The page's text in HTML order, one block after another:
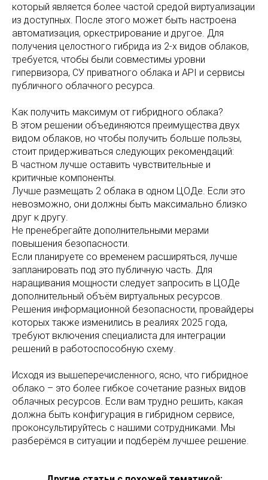
который является более частой средой виртуализации
из доступных. После этого может быть настроена
автоматизация, оркестрирование и другое. Для
получения целостного гибрида из 2-х видов облаков,
требуется, чтобы были совместимы уровни
гипервизора, СУ приватного облака и API и сервисы
публичного облачного ресурса.
Как получить максимум от гибридного облака?
В этом решении объединяются преимущества двух
видом облаков, но чтобы получить больше пользы,
стоит придерживаться следующих рекомендаций:
В частном лучше оставить чувствительные и
критичные компоненты.
Лучше размещать 2 облака в одном ЦОДе. Если это
невозможно, они должны быть максимально близко
друг к другу.
Не пренебрегайте дополнительными мерами
повышения безопасности.
Если планируете со временем расширяться, лучше
запланировать под это публичную часть. Для
наращивания мощности следует запросить в ЦОДе
дополнительный объём виртуальных ресурсов.
Решения информационной безопасности, провайдеры
которых также изменились в реалиях 2025 года,
требуют включения специалиста для интеграции
решений в работоспособную схему.
Исходя из вышеперечисленного, ясно, что гибридное
облако – это более гибкое сочетание разных видов
облачных ресурсов. Если вам трудно решить, какая
должна быть конфигурация в гибридном сервисе,
проконсультируйтесь с нашими сотрудниками. Мы
разберёмся в ситуации и подберём лучшее решение.